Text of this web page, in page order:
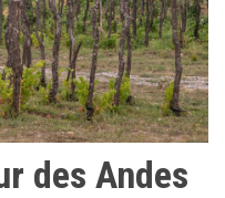
des Andes